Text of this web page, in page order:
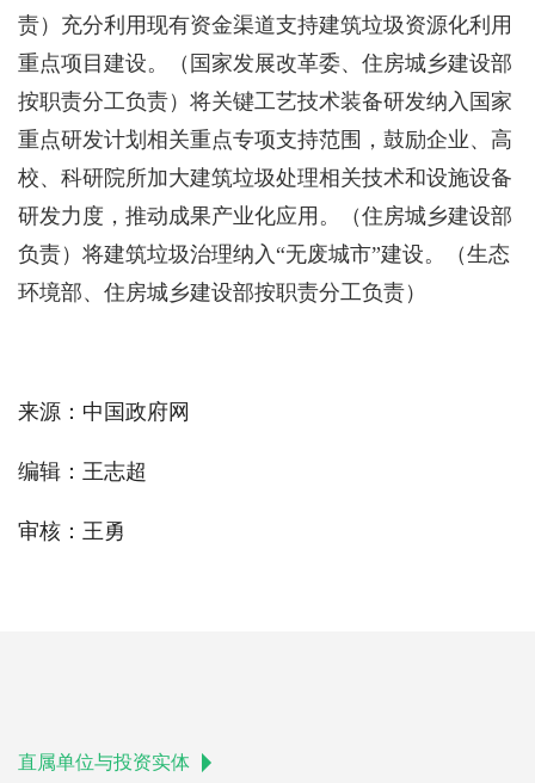
责） 充分利用现有资金渠道支持建筑垃圾资源化利用
重点项目建设。
（国家发展改革委、住房城乡建设部
按职责分工负责） 将关键工艺技术装备研发纳入国家
重点研发计划相关重点专项支持范围，鼓励企业、高
校、科研院所加大建筑垃圾处理相关技术和设施设备
研发力度，推动成果产业化应用。
（住房城乡建设部
负责） 将建筑垃圾治理纳入“无废城市”建设。
（生态
环境部、住房城乡建设部按职责分工负责）
来源：中国政府网
编辑：王志超
审核：王勇
直属单位与投资实体